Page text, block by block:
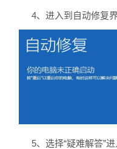
4、进入到自动修复
5、选择“疑难解答”进